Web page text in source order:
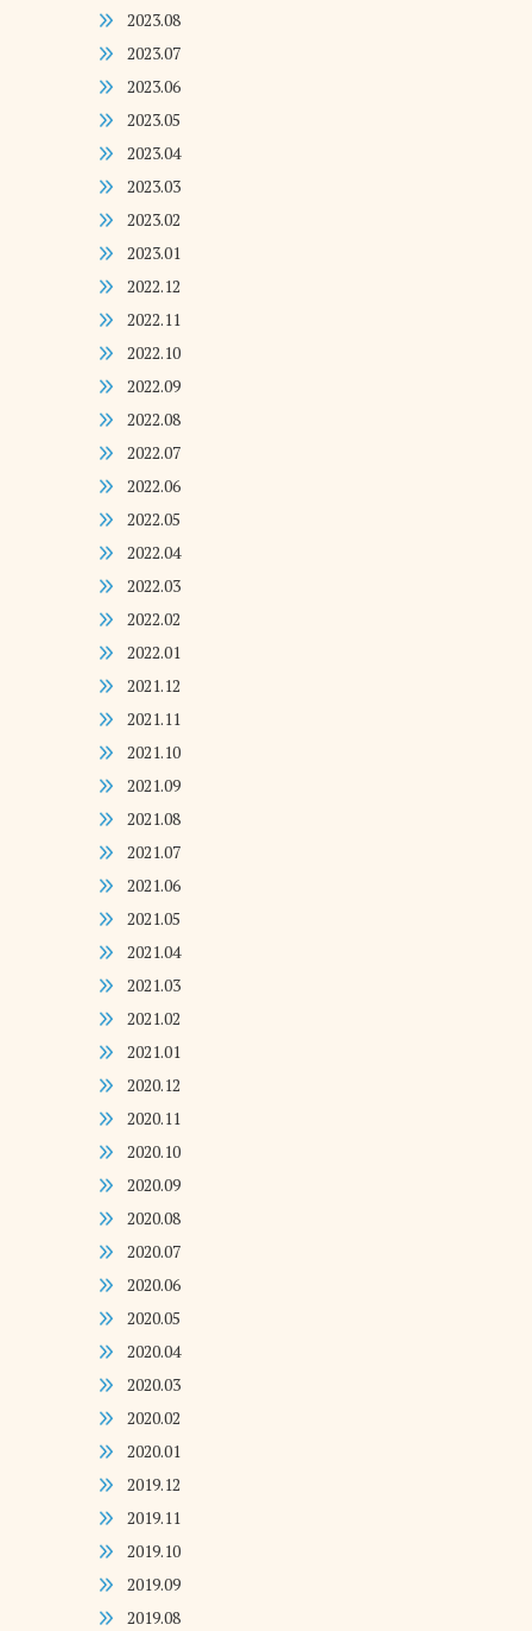
2023.08
2023.07
2023.06
2023.05
2023.04
2023.03
2023.02
2023.01
2022.12
2022.11
2022.10
2022.09
2022.08
2022.07
2022.06
2022.05
2022.04
2022.03
2022.02
2022.01
2021.12
2021.11
2021.10
2021.09
2021.08
2021.07
2021.06
2021.05
2021.04
2021.03
2021.02
2021.01
2020.12
2020.11
2020.10
2020.09
2020.08
2020.07
2020.06
2020.05
2020.04
2020.03
2020.02
2020.01
2019.12
2019.11
2019.10
2019.09
2019.08